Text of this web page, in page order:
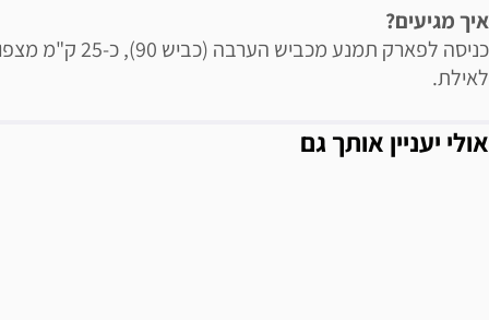
איך מגיעים?
כניסה לפארק תמנע מכביש הערבה (כביש 90), כ-25
לאילת.
אולי יעניין אותך גם